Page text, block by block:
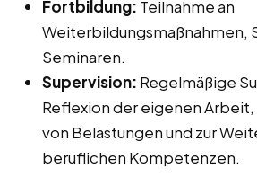
Fortbildung: Teilnahme an
Weiterbildungsmaßnahmen,
Seminaren.
Supervision: Regelmäßige
Reflexion der eigenen
von Belastungen und zur
beruflichen Kompetenzen.